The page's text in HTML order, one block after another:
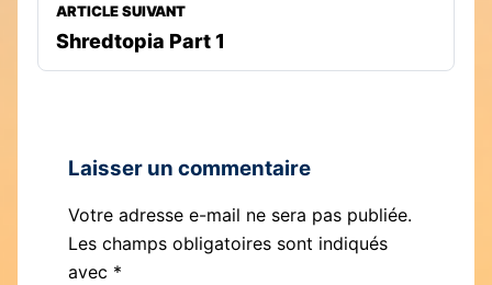
ARTICLE SUIVANT
Shredtopia Part 1
Laisser un commentaire
Votre adresse e-mail ne sera pas publiée.
Les champs obligatoires sont indiqués
avec *